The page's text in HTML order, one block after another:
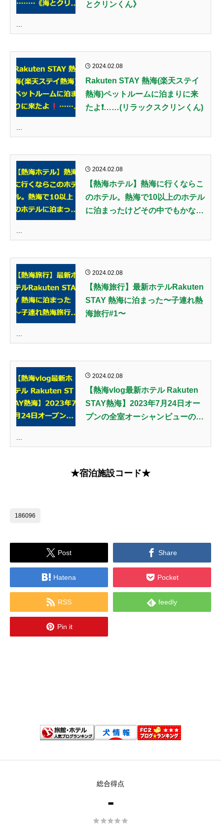
とクリンくん》
2024.02.08
Rakuten STAY 熱海(楽天ステイ
熱海)ペットルームに泊まりに来
たよ❗……(リラックスクリンくん)
2024.02.08
【熱海ホテル】熱海に行くならこ
のホテル。熱海で10以上のホテル
に泊まったけどその中でもかなり
2024.02.08
【熱海旅行】最新ホテルRakuten
STAY 熱海に泊まった〜子連れ熱
海旅行#1〜
...
2024.02.08
【熱海vlog最新ホテル Rakuten
STAY熱海】2023年7月24日オー
プンの全室オーシャンビューの絶
★宿泊施設コード★
186096
 Post  Share
 Hatena  Pocket
 RSS  feedly
 Pin it
総合得点
-
